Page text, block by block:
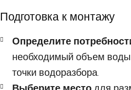
Подготовка к монтажу
Определите
необходимый объем
точки водоразбора.